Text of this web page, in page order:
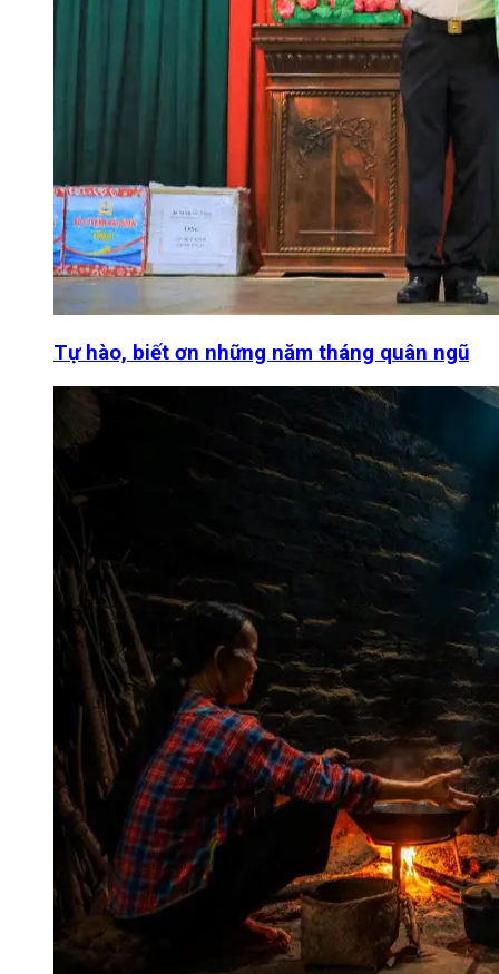
Tự hào, biết ơn những năm tháng quân ngũ